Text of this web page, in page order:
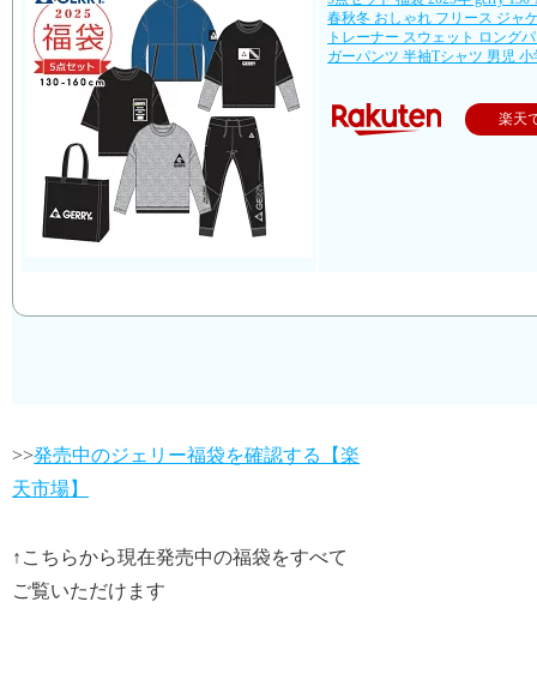
春秋冬 おしゃれ フリース ジャ
トレーナー スウェット ロング
ガーパンツ 半袖Tシャツ 男児
楽天
>>発売中のジェリー福袋を確認する【楽
天市場】
↑こちらから現在発売中の福袋をすべて
ご覧いただけます